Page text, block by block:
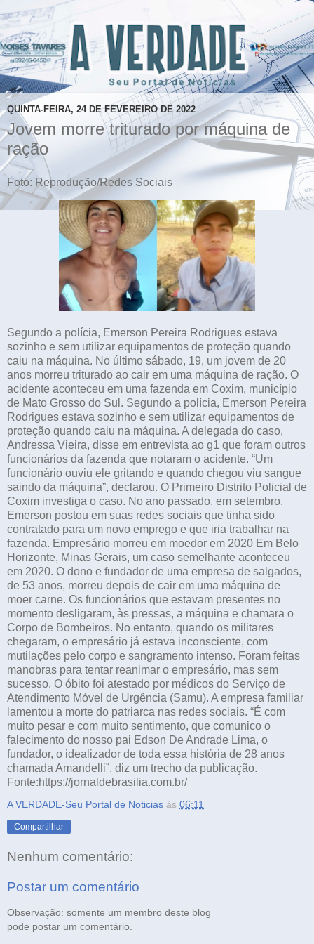
QUINTA-FEIRA, 24 DE FEVEREIRO DE 2022
Jovem morre triturado por máquina de
ração
Foto: Reprodução/Redes Sociais
Segundo a polícia, Emerson Pereira Rodrigues estava
sozinho e sem utilizar equipamentos de proteção quando
caiu na máquina. No último sábado, 19, um jovem de 20
anos morreu triturado ao cair em uma máquina de ração. O
acidente aconteceu em uma fazenda em Coxim, município
de Mato Grosso do Sul. Segundo a polícia, Emerson Pereira
Rodrigues estava sozinho e sem utilizar equipamentos de
proteção quando caiu na máquina. A delegada do caso,
Andressa Vieira, disse em entrevista ao g1 que foram outros
funcionários da fazenda que notaram o acidente. “Um
funcionário ouviu ele gritando e quando chegou viu sangue
saindo da máquina”, declarou. O Primeiro Distrito Policial de
Coxim investiga o caso. No ano passado, em setembro,
Emerson postou em suas redes sociais que tinha sido
contratado para um novo emprego e que iria trabalhar na
fazenda. Empresário morreu em moedor em 2020 Em Belo
Horizonte, Minas Gerais, um caso semelhante aconteceu
em 2020. O dono e fundador de uma empresa de salgados,
de 53 anos, morreu depois de cair em uma máquina de
moer carne. Os funcionários que estavam presentes no
momento desligaram, às pressas, a máquina e chamara o
Corpo de Bombeiros. No entanto, quando os militares
chegaram, o empresário já estava inconsciente, com
mutilações pelo corpo e sangramento intenso. Foram feitas
manobras para tentar reanimar o empresário, mas sem
sucesso. O óbito foi atestado por médicos do Serviço de
Atendimento Móvel de Urgência (Samu). A empresa familiar
lamentou a morte do patriarca nas redes sociais. “É com
muito pesar e com muito sentimento, que comunico o
falecimento do nosso pai Edson De Andrade Lima, o
fundador, o idealizador de toda essa história de 28 anos
chamada Amandelli”, diz um trecho da publicação.
Fonte:https://jornaldebrasilia.com.br/
A VERDADE-Seu Portal de Noticias às 06:11
Compartilhar
Nenhum comentário:
Postar um comentário
Observação: somente um membro deste blog
pode postar um comentário.